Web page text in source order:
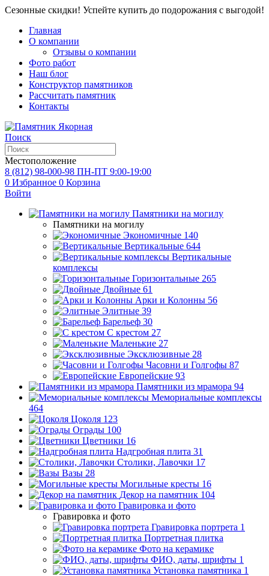
Сезонные скидки! Успейте купить до подорожания с выгодой!
Главная
О компании
Отзывы о компании
Фото работ
Наш блог
Конструктор памятников
Рассчитать памятник
Контакты
Поиск
Местоположение
8 (812) 98-000-98 ПН-ПТ 9:00-19:00
0 Избранное 0 Корзина
Войти
Памятники на могилу
Памятники на могилу
Экономичные 140
Вертикальные 644
Вертикальные
комплексы
Горизонтальные 265
Двойные 61
Арки и Колонны 56
Элитные 39
Барельеф 30
С крестом 27
Маленькие 27
Эксклюзивные 28
Часовни и Голгофы 87
Европейские 93
Памятники из мрамора 94
Мемориальные комплексы
464
Цоколя 123
Ограды 100
Цветники 16
Надгробная плита 31
Столики, Лавочки 17
Вазы 28
Могильные кресты 16
Декор на памятник 104
Гравировка и фото
Гравировка и фото
Гравировка портрета 1
Портретная плитка
Фото на керамике
ФИО, даты, шрифты 1
Установка памятника 1